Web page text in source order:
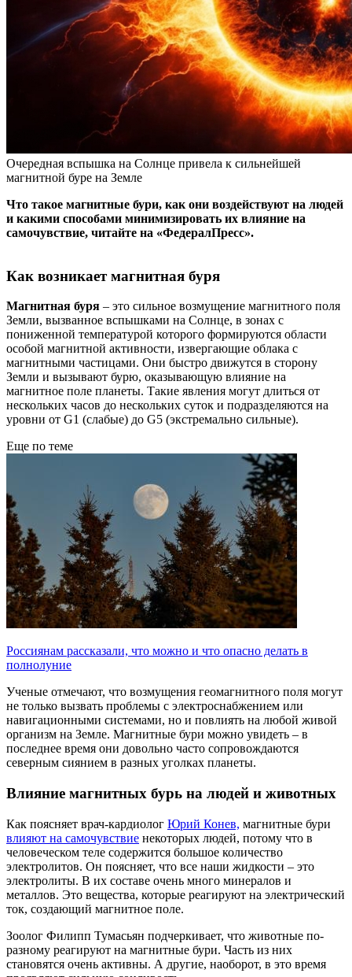
Очередная вспышка на Солнце привела к сильнейшей
магнитной буре на Земле
Что такое магнитные бури, как они воздействуют на людей
и какими способами минимизировать их влияние на
самочувствие, читайте на «ФедералПресс».
Как возникает магнитная буря
Магнитная буря – это сильное возмущение магнитного поля
Земли, вызванное вспышками на Солнце, в зонах с
пониженной температурой которого формируются области
особой магнитной активности, извергающие облака с
магнитными частицами. Они быстро движутся в сторону
Земли и вызывают бурю, оказывающую влияние на
магнитное поле планеты. Такие явления могут длиться от
нескольких часов до нескольких суток и подразделяются на
уровни от G1 (слабые) до G5 (экстремально сильные).
Еще по теме
Россиянам рассказали, что можно и что опасно делать в
полнолуние
Ученые отмечают, что возмущения геомагнитного поля могут
не только вызвать проблемы с электроснабжением или
навигационными системами, но и повлиять на любой живой
организм на Земле. Магнитные бури можно увидеть – в
последнее время они довольно часто сопровождаются
северным сиянием в разных уголках планеты.
Влияние магнитных бурь на людей и животных
Как поясняет врач-кардиолог Юрий Конев, магнитные бури
влияют на самочувствие некоторых людей, потому что в
человеческом теле содержится большое количество
электролитов. Он поясняет, что все наши жидкости – это
электролиты. В их составе очень много минералов и
металлов. Это вещества, которые реагируют на электрический
ток, создающий магнитное поле.
Зоолог Филипп Тумасьян подчеркивает, что животные по-
разному реагируют на магнитные бури. Часть из них
становятся очень активны. А другие, наоборот, в это время